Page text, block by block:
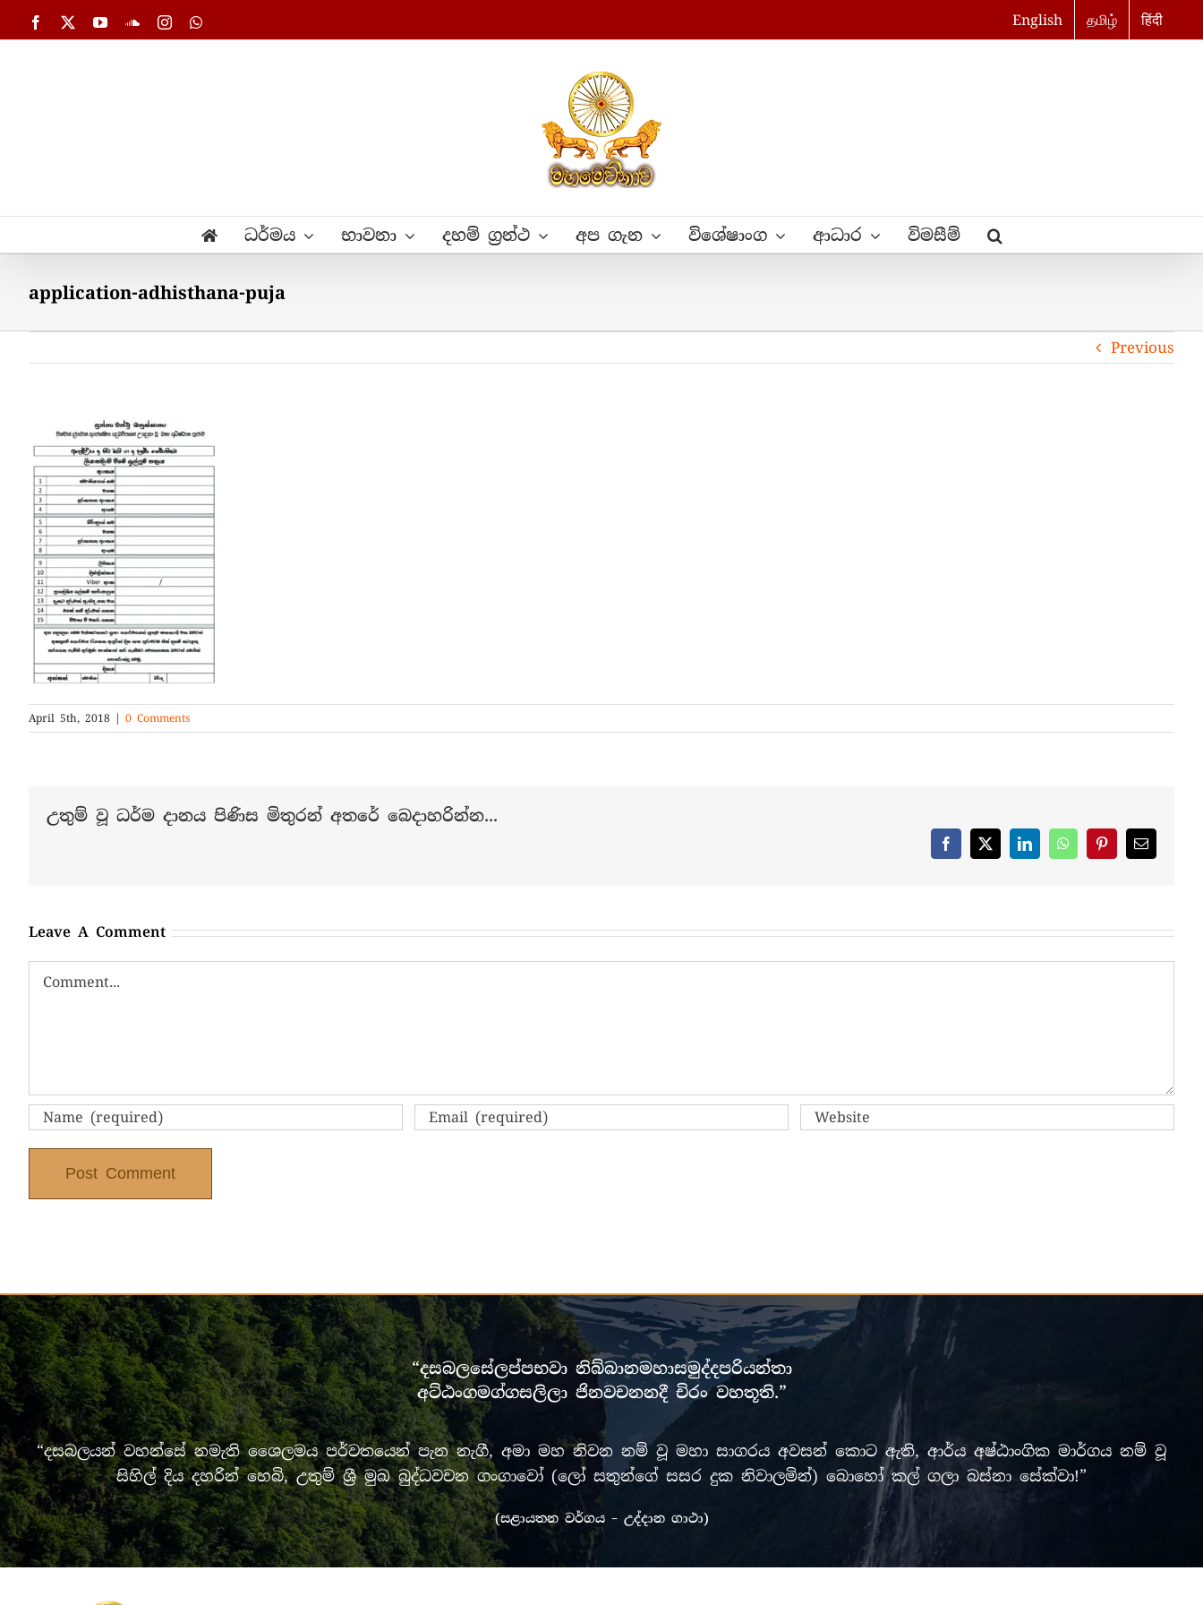
to
Facebook YouTubeSoundCloud
InstagramWhatsApp English தமிழ் हिंदी
ධර්මය භාවනා දහම් ග්‍රන්ථ අප ගැන විශේෂාංග ආධාර විමසීම්
application-adhisthana-puja
Previous
April 5th, 2018 | 0 Comments
උතුම් වූ ධර්ම දානය පිණිස මිතුරන් අතරේ බෙදාහරින්න...
Facebook
X LinkedInWhatsAppPinterestEmail
Leave A Comment
Comment
“දසබලසේලප්පභවා නිබ්බානමහාසමුද්දපරියන්තා
අට්ඨංගමග්ගසලිලා ජිනවචනනදී චිරං වහතූති.”
“දසබලයන් වහන්සේ නමැති ශෛලමය පර්වතයෙන් පැන නැගී, අමා මහ නිවන නම් වූ මහා සාගරය අවසන් කොට ඇති, ආර්ය අෂ්ඨාංගික මාර්ගය නම් වූ
සිහිල් දිය දහරින් හෙබි, උතුම් ශ්‍රී මුඛ බුද්ධවචන ගංගාවෝ (ලෝ සතුන්ගේ සසර දුක නිවාලමින්) බොහෝ කල් ගලා බස්නා සේක්වා!”
(සළායතන වර්ගය – උද්දාන ගාථා)